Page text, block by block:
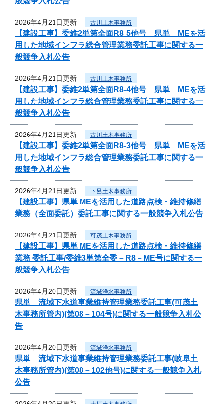
2026年4月21日更新 古川土木事務所
【建設工事】委維2単第全面R8-5他号 県単 MEを活
用した地域インフラ総合管理業務委託工事に関する一
般競争入札公告
2026年4月21日更新 古川土木事務所
【建設工事】委維2単第全面R8-4他号 県単 MEを活
用した地域インフラ総合管理業務委託工事に関する一
般競争入札公告
2026年4月21日更新 古川土木事務所
【建設工事】委維2単第全面R8-3他号 県単 MEを活
用した地域インフラ総合管理業務委託工事に関する一
般競争入札公告
2026年4月21日更新 下呂土木事務所
【建設工事】県単 MEを活用した道路点検・維持修繕
業務（全面委託）委託工事に関する一般競争入札公告
2026年4月21日更新 可茂土木事務所
【建設工事】県単 MEを活用した道路点検・維持修繕
業務 委託工事/委維3単第全委－R8－ME号に関する一
般競争入札公告
2026年4月20日更新 流域浄水事務所
県単 流域下水道事業維持管理業務委託工事(可茂土
木事務所管内)(第08－104号)に関する一般競争入札公
告
2026年4月20日更新 流域浄水事務所
県単 流域下水道事業維持管理業務委託工事(岐阜土
木事務所管内)(第08－102他号)に関する一般競争入札
公告